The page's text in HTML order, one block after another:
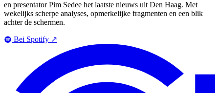
en presentator Pim Sedee het laatste nieuws uit Den Haag. Met
wekelijks scherpe analyses, opmerkelijke fragmenten en een blik
achter de schermen.
Bei Spotify ↗